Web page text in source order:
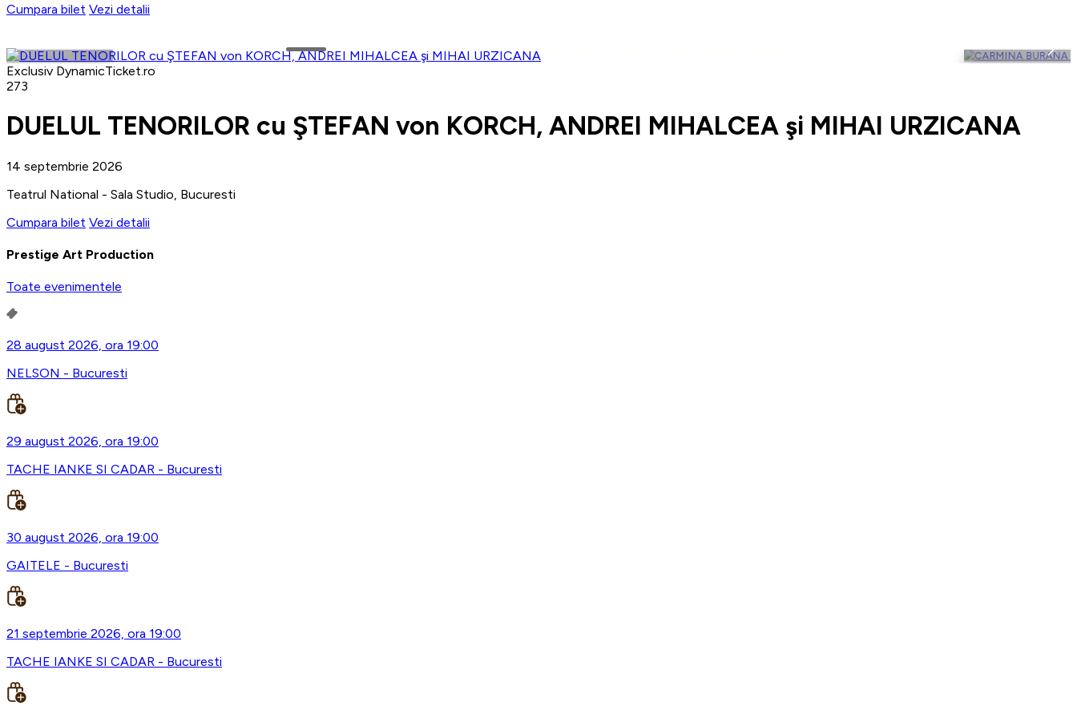
Cumpara bilet Vezi detalii
Exclusiv DynamicTicket.ro
273
DUELUL TENORILOR cu ŞTEFAN von KORCH, ANDREI MIHALCEA şi MIHAI URZICANA
14 septembrie 2026
Teatrul National - Sala Studio, Bucuresti
Cumpara bilet Vezi detalii
Prestige Art Production
Toate evenimentele
28 august 2026, ora 19:00
NELSON - Bucuresti
29 august 2026, ora 19:00
TACHE IANKE SI CADAR - Bucuresti
30 august 2026, ora 19:00
GAITELE - Bucuresti
21 septembrie 2026, ora 19:00
TACHE IANKE SI CADAR - Bucuresti